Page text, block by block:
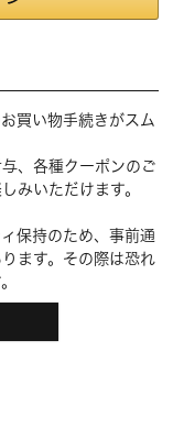
買い物手続きがスム
、各種クーポンのご
みいただけます。
保持のため、事前通
ます。その際は恐れ